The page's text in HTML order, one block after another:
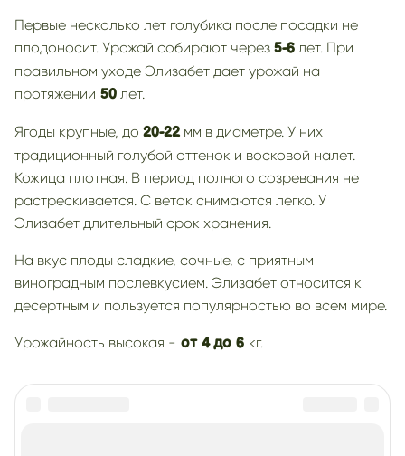
Первые несколько лет голубика после посадки не
плодоносит. Урожай собирают через 5-6 лет. При
правильном уходе Элизабет дает урожай на
протяжении 50 лет.
Ягоды крупные, до 20-22 мм в диаметре. У них
традиционный голубой оттенок и восковой налет.
Кожица плотная. В период полного созревания не
растрескивается. С веток снимаются легко. У
Элизабет длительный срок хранения.
На вкус плоды сладкие, сочные, с приятным
виноградным послевкусием. Элизабет относится к
десертным и пользуется популярностью во всем мире.
Урожайность высокая - от 4 до 6 кг.